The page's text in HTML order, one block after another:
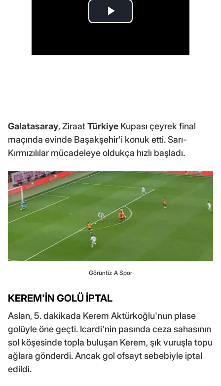
Galatasaray, ZiraatTürkiye Kupası çeyrek final
maçında evinde Başakşehir'i konuk etti. Sarı-
Kırmızılılar mücadeleye oldukça hızlı başladı.
Görüntü: A Spor
KEREM'İN GOLÜ İPTAL
Aslan, 5. dakikada Kerem Aktürkoğlu'nun plase
golüyle öne geçti. Icardi'nin pasında ceza sahasının
sol köşesinde topla buluşan Kerem, şık vuruşla topu
ağlara gönderdi. Ancak gol ofsayt sebebiyle iptal
edildi.